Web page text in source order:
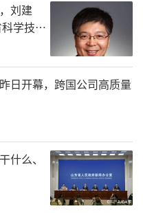
海洋强省”体系系
大、逻辑严密，通
向新向智点海成
智造升级新质兴
生态保护绿色发
七大板块，完整呈
—港口—生态—合
刘建
学技术
日开幕，跨国公司高质量
什么、